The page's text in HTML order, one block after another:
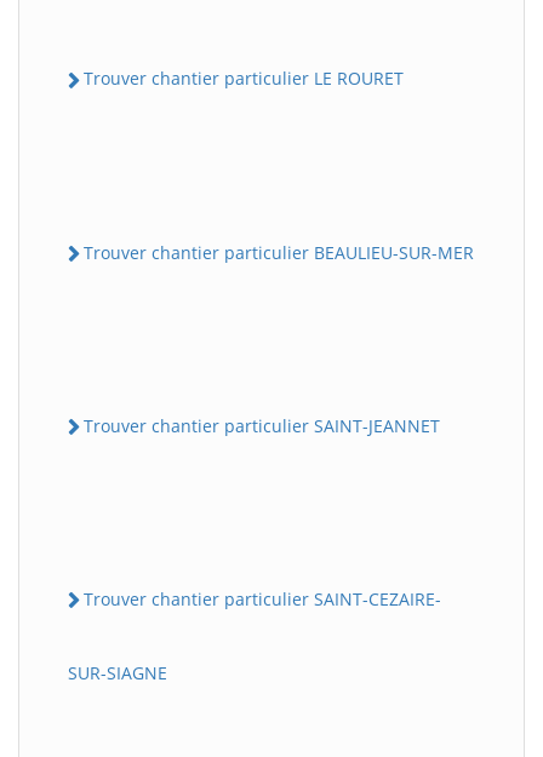
Trouver chantier particulier LE ROURET
Trouver chantier particulier BEAULIEU-SUR-MER
Trouver chantier particulier SAINT-JEANNET
Trouver chantier particulier SAINT-CEZAIRE-
SUR-SIAGNE